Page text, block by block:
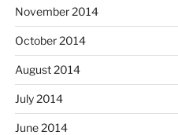
November 2014
October 2014
August 2014
July 2014
June 2014